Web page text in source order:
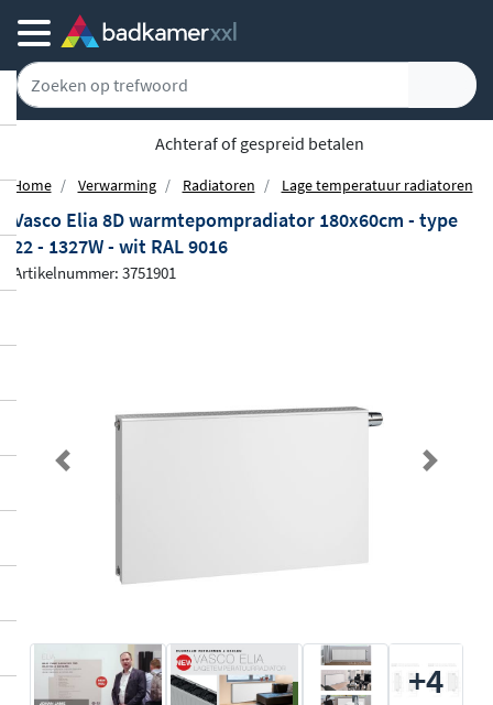
Achteraf of gespreid betalen
Home Verwarming Radiatoren Lage temperatuur radiatoren
Vasco Elia 8D warmtepompradiator 180x60cm - type
22 - 1327W - wit RAL 9016
Artikelnummer: 3751901
Previous Next
+4